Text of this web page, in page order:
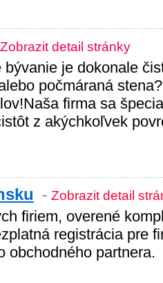
Zobrazit detail stránky
je dokonale
počmáraná
firma sa
z akýchkoľvek
- Zobrazit detail
firiem, overené
registrácia pre
obchodného partnera.